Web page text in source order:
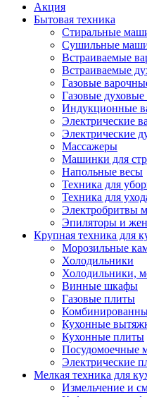
Акция
Бытовая техника
Стиральные
Сушильные
Встраиваемые
Встраиваемые
Газовые
Газовые
Индукционные
Электрические
Электрические
Массажеры
Машинки для
Напольные весы
Техника для
Техника для
Электробритвы
Эпиляторы и
Крупная техника для
Морозильные
Холодильники
Холодильники,
Винные шкафы
Газовые плиты
Кухонные
Кухонные плиты
Посудомоечные
Электрические
Мелкая техника для
Измельчение и